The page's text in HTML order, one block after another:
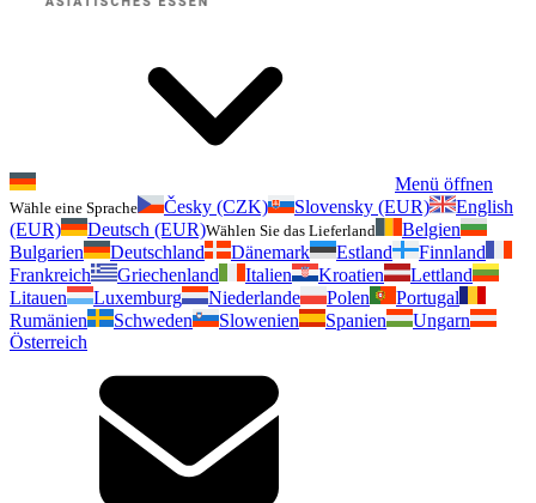
Menü öffnen
Wähle eine Sprache Česky (CZK) Slovensky (EUR)
English
(EUR)
Deutsch (EUR)Wählen Sie das Lieferland
Belgien
Bulgarien
Deutschland Dänemark Estland
Finnland
Frankreich
Griechenland Italien Kroatien
Lettland
Litauen
Luxemburg Niederlande Polen
Portugal
Rumänien
Schweden Slowenien Spanien
Ungarn
Österreich